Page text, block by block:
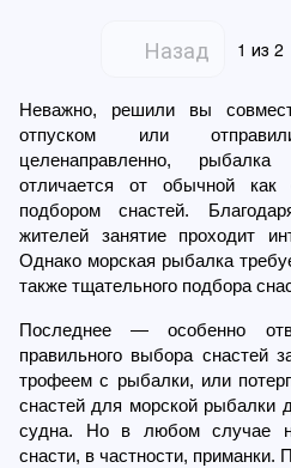
Назад 1 из 2
Неважно, решили вы
отпуском или
целенаправленно,
отличается от обычной
подбором снастей.
жителей занятие проходит
Однако морская рыбалка
также тщательного подбора
Последнее — особенно
правильного выбора снастей
трофеем с рыбалки, или
снастей для морской рыбалки
судна. Но в любом случае
снасти, в частности,